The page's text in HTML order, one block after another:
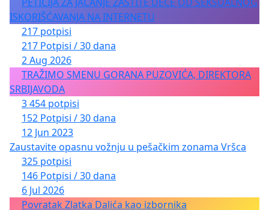
ISKORIŠĆAVANJA NA INTERNETU
217 potpisi
217 Potpisi / 30 dana
2 Aug 2026
TRAŽIMO SMENU GORANA PUZOVIĆA, DIREKTORA
SRBIJAVODA
3 454 potpisi
152 Potpisi / 30 dana
12 Jun 2023
Zaustavite opasnu vožnju u pešačkim zonama Vršca
325 potpisi
146 Potpisi / 30 dana
6 Jul 2026
Povratak Zlatka Dalića kao izbornika